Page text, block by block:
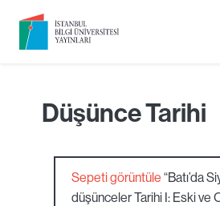
Düşünce Tarihi
Sepeti görüntüle “Batı’da
düşünceler Tarihi I: Eski ve